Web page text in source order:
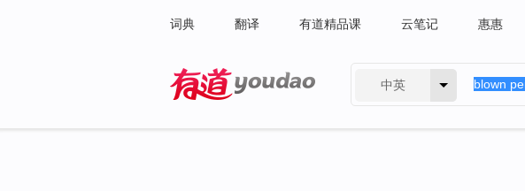
词典 翻译 有道精品课 云笔记 惠惠
中英